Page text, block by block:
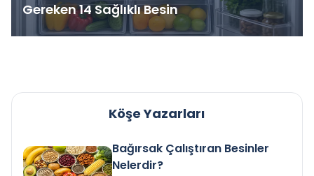
Gereken 14 Sağlıklı Besin
Köşe Yazarları
Bağırsak Çalıştıran Besinler
Nelerdir?